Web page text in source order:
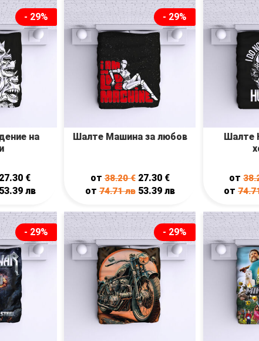
- 29%
на
27.30 €
53.39лв
- 29%
Шалте Машина за любов
от38.20€ 27.30 €
от74.71лв 53.39 лв
Шалте
от
от
- 29% - 29%